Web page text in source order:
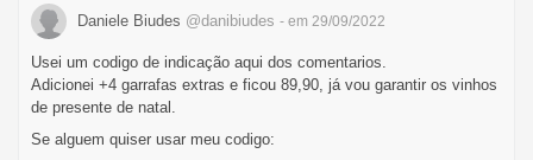
Daniele Biudes @danibiudes - em 29/09/2022
Usei um codigo de indicação aqui dos comentarios.
Adicionei +4 garrafas extras e ficou 89,90, já vou garantir os vinhos
de presente de natal.
Se alguem quiser usar meu codigo: